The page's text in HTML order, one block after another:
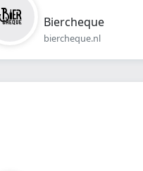
Biercheque
biercheque.nl